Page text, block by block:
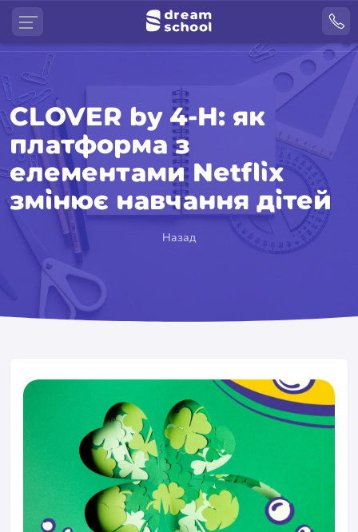
CLOVER by 4-H: як
платформа з
елементами Netflix
змінює навчання дітей